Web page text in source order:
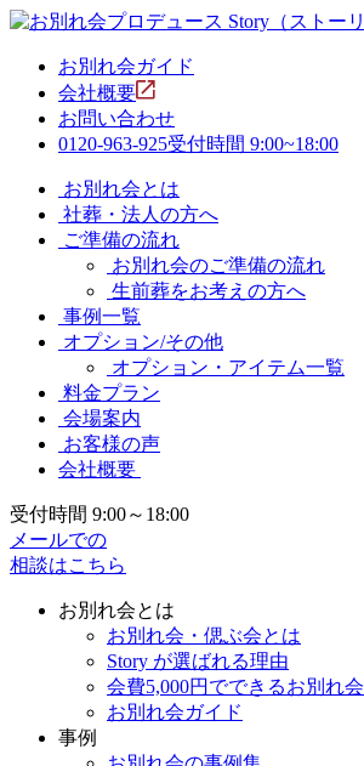
お別れ会ガイド
会社概要
お問い合わせ
0120-963-925受付時間 9:00~18:00
お別れ会とは
社葬・法人の方へ
ご準備の流れ
お別れ会のご準備の流れ
生前葬をお考えの方へ
事例一覧
オプション/その他
オプション・アイテム一覧
料金プラン
会場案内
お客様の声
会社概要
受付時間 9:00～18:00
メールでの
相談はこちら
お別れ会とは
お別れ会・偲ぶ会とは
Story が選ばれる理由
会費5,000円でできるお別れ会
お別れ会ガイド
事例